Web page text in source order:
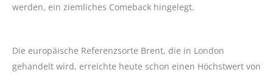
werden, ein ziemliches Comeback hingelegt.
Die europäische Referenzsorte Brent, die in London
gehandelt wird, erreichte heute schon einen Höchstwert von